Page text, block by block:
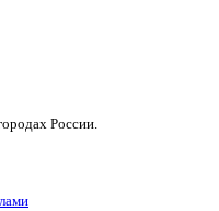
России.